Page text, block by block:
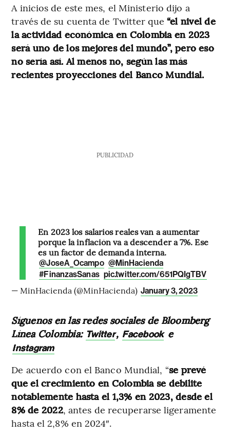
A inicios de este mes, el Ministerio dijo a
través de su cuenta de Twitter que “el nivel de
la actividad económica en Colombia en 2023
será uno de los mejores del mundo”, pero eso
no sería así. Al menos no, según las más
recientes proyecciones del Banco Mundial.
PUBLICIDAD
En 2023 los salarios reales van a aumentar
porque la inflación va a descender a 7%. Ese
es un factor de demanda interna.
@JoseA_Ocampo @MinHacienda
#FinanzasSanas pic.twitter.com/651PQIgTBV
— MinHacienda (@MinHacienda) January 3, 2023
Síguenos en las redes sociales de Bloomberg
Línea Colombia: Twitter, Facebook e
Instagram
De acuerdo con el Banco Mundial, “se prevé
que el crecimiento en Colombia se debilite
notablemente hasta el 1,3% en 2023, desde el
8% de 2022, antes de recuperarse ligeramente
hasta el 2,8% en 2024″.